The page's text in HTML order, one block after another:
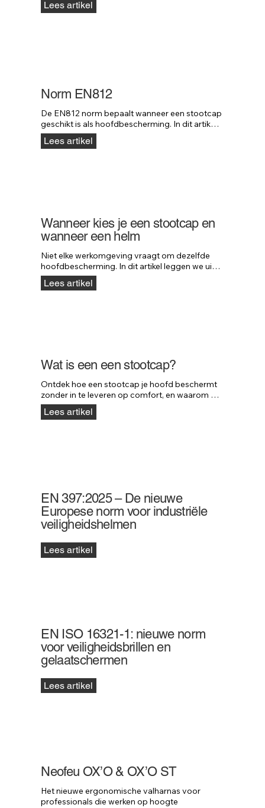
van je bedrijfsuitstraling.
Lees artikel
Norm EN812
De EN812 norm bepaalt wanneer een stootcap
geschikt is als hoofdbescherming. In dit artikel
leggen we uit wat deze norm precies inhoudt
en waar deze voor bedoeld is.
Lees artikel
Wanneer kies je een stootcap en
wanneer een helm
Niet elke werkomgeving vraagt om dezelfde
hoofdbescherming. In dit artikel leggen we uit
wanneer een stootcap voldoende
bescherming biedt en wanneer een
Lees artikel
Wat is een een stootcap?
Ontdek hoe een stootcap je hoofd beschermt
zonder in te leveren op comfort, en waarom
professionals in uiteenlopende sectoren kiezen
voor deze slimme oplossing.
Lees artikel
EN 397:2025 – De nieuwe
Europese norm voor industriële
veiligheidshelmen
Lees artikel
EN ISO 16321-1: nieuwe norm
voor veiligheidsbrillen en
gelaatschermen
Lees artikel
Neofeu OX’O & OX’O ST
Het nieuwe ergonomische valharnas voor
professionals die werken op hoogte